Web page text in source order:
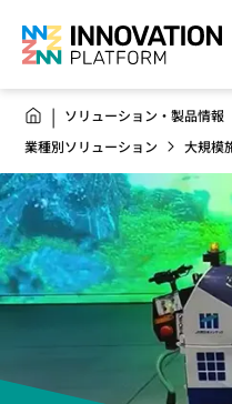
ソリューション・製品情報
業種別ソリューション
大規模